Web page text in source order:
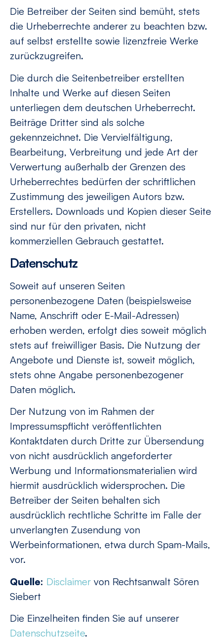
Die Betreiber der Seiten sind bemüht, stets
die Urheberrechte anderer zu beachten bzw.
auf selbst erstellte sowie lizenzfreie Werke
zurückzugreifen.
Die durch die Seitenbetreiber erstellten
Inhalte und Werke auf diesen Seiten
unterliegen dem deutschen Urheberrecht.
Beiträge Dritter sind als solche
gekennzeichnet. Die Vervielfältigung,
Bearbeitung, Verbreitung und jede Art der
Verwertung außerhalb der Grenzen des
Urheberrechtes bedürfen der schriftlichen
Zustimmung des jeweiligen Autors bzw.
Erstellers. Downloads und Kopien dieser Seite
sind nur für den privaten, nicht
kommerziellen Gebrauch gestattet.
Datenschutz
Soweit auf unseren Seiten
personenbezogene Daten (beispielsweise
Name, Anschrift oder E-Mail-Adressen)
erhoben werden, erfolgt dies soweit möglich
stets auf freiwilliger Basis. Die Nutzung der
Angebote und Dienste ist, soweit möglich,
stets ohne Angabe personenbezogener
Daten möglich.
Der Nutzung von im Rahmen der
Impressumspflicht veröffentlichten
Kontaktdaten durch Dritte zur Übersendung
von nicht ausdrücklich angeforderter
Werbung und Informationsmaterialien wird
hiermit ausdrücklich widersprochen. Die
Betreiber der Seiten behalten sich
ausdrücklich rechtliche Schritte im Falle der
unverlangten Zusendung von
Werbeinformationen, etwa durch Spam-Mails,
vor.
Quelle: Disclaimer von Rechtsanwalt Sören
Siebert
Die Einzelheiten finden Sie auf unserer
Datenschutzseite.